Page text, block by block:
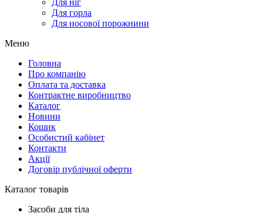
Для ніг
Для горла
Для носової порожнини
Меню
Головна
Про компанію
Оплата та доставка
Контрактне виробництво
Каталог
Новини
Кошик
Особистий кабінет
Контакти
Акції
Договір публічної оферти
Каталог товарів
Засоби для тіла